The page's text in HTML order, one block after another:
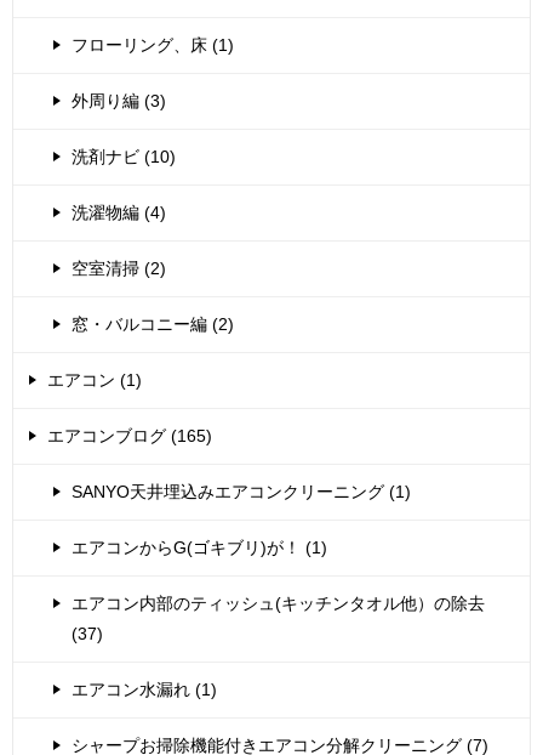
フローリング、床 (1)
外周り編 (3)
洗剤ナビ (10)
洗濯物編 (4)
空室清掃 (2)
窓・バルコニー編 (2)
エアコン (1)
エアコンブログ (165)
SANYO天井埋込みエアコンクリーニング (1)
エアコンからG(ゴキブリ)が！ (1)
エアコン内部のティッシュ(キッチンタオル他）の除去
(37)
エアコン水漏れ (1)
シャープお掃除機能付きエアコン分解クリーニング (7)